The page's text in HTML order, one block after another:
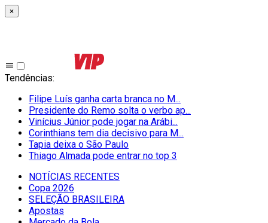
×
Tendências:
Filipe Luís ganha carta branca no M...
Presidente do Remo solta o verbo ap...
Vinícius Júnior pode jogar na Arábi...
Corinthians tem dia decisivo para M...
Tapia deixa o São Paulo
Thiago Almada pode entrar no top 3
NOTÍCIAS RECENTES
Copa 2026
SELEÇÃO BRASILEIRA
Apostas